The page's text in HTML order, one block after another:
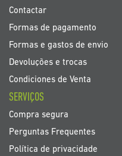
Contactar
Formas de pagamento
Formas e gastos de envio
Devoluções e trocas
Condiciones de Venta
SERVIÇOS
Compra segura
Perguntas Frequentes
Política de privacidade